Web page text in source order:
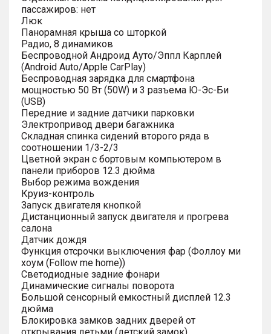
пассажиров: нет
Люк
Панорамная крыша со шторкой
Радио, 8 динамиков
Беспроводной Андроид Ауто/Эппл Карплей
(Android Auto/Apple CarPlay)
Беспроводная зарядка для смартфона
мощностью 50 Вт (50W) и 3 разъема Ю-Эс-Би
(USB)
Передние и задние датчики парковки
Электропривод двери багажника
Складная спинка сидений второго ряда в
соотношении 1/3-2/3
Цветной экран с бортовым компьютером в
панели приборов 12.3 дюйма
Выбор режима вождения
Круиз-контроль
Запуск двигателя кнопкой
Дистанционный запуск двигателя и прогрева
салона
Датчик дождя
Функция отсрочки выключения фар (Фоллоу ми
хоум (Follow me home))
Светодиодные задние фонари
Динамические сигналы поворота
Большой сенсорный емкостный дисплей 12.3
дюйма
Блокировка замков задних дверей от
открывания детьми (детский замок)